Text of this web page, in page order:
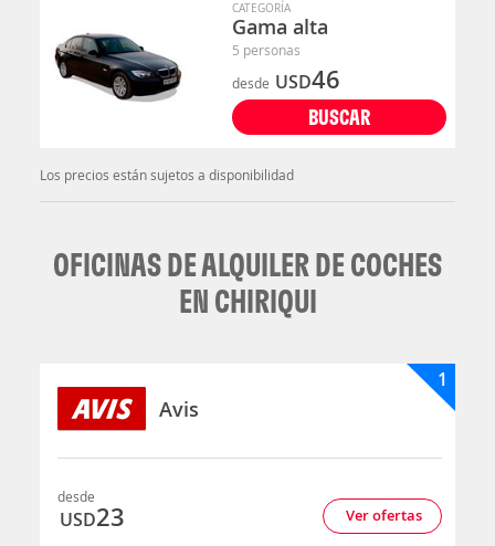
CATEGORÍA
Gama alta
5 personas
desde USD46
BUSCAR
Los precios están sujetos a disponibilidad
OFICINAS DE ALQUILER DE COCHES
EN CHIRIQUI
Avis
1
desde
USD23 Ver ofertas